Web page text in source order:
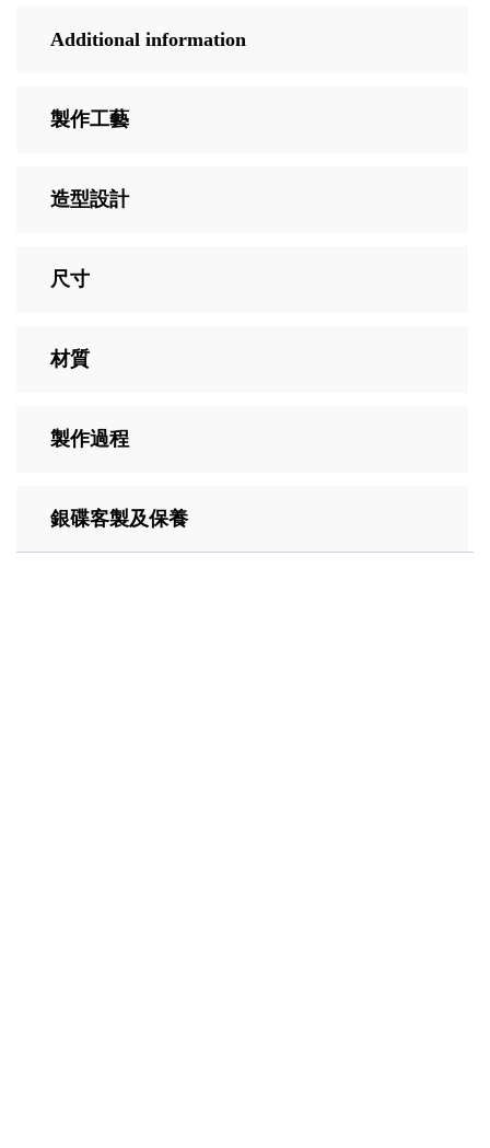
Additional information
製作工藝
造型設計
尺寸
材質
製作過程
銀碟客製及保養